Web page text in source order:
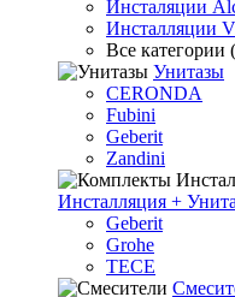
Инсталяции
Инсталляции
Все категории
Унитазы
CERONDA
Fubini
Geberit
Zandini
Инсталляция +
Geberit
Grohe
TECE